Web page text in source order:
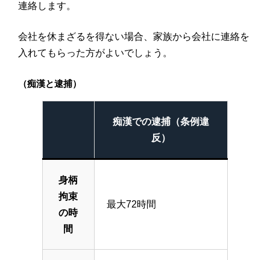
連絡します。
会社を休まざるを得ない場合、家族から会社に連絡を
入れてもらった方がよいでしょう。
（痴漢と逮捕）
痴漢での逮捕（条例違
反）
身柄
拘束
の時
間
最大72時間